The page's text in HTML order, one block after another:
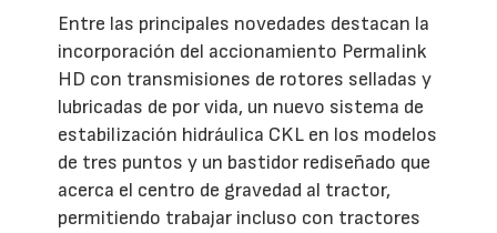
Entre las principales novedades destacan la
incorporación del accionamiento Permalink
HD con transmisiones de rotores selladas y
lubricadas de por vida, un nuevo sistema de
estabilización hidráulica CKL en los modelos
de tres puntos y un bastidor rediseñado que
acerca el centro de gravedad al tractor,
permitiendo trabajar incluso con tractores